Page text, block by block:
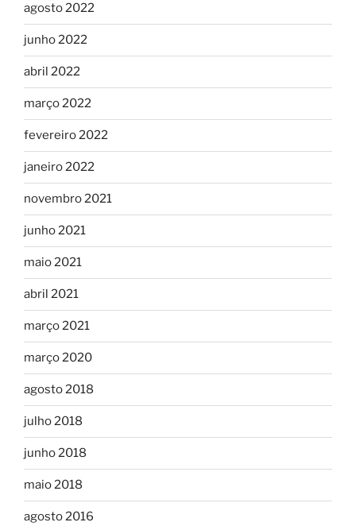
agosto 2022
junho 2022
abril 2022
março 2022
fevereiro 2022
janeiro 2022
novembro 2021
junho 2021
maio 2021
abril 2021
março 2021
março 2020
agosto 2018
julho 2018
junho 2018
maio 2018
agosto 2016